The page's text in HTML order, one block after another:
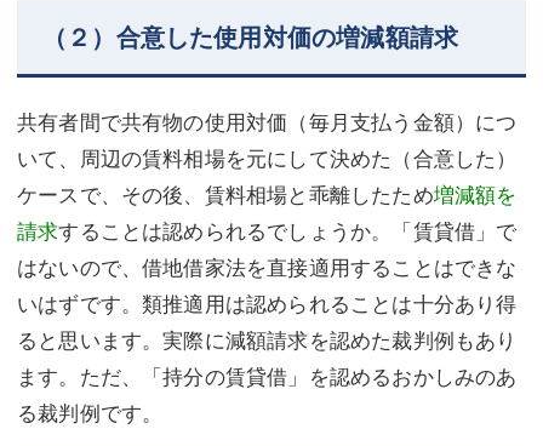
（２）合意した使用対価の増減額請求
共有者間で共有物の使用対価（毎月支払う金額）につ
いて、周辺の賃料相場を元にして決めた（合意した）
ケースで、その後、賃料相場と乖離したため増減額を
請求することは認められるでしょうか。「賃貸借」で
はないので、借地借家法を直接適用することはできな
いはずです。類推適用は認められることは十分あり得
ると思います。実際に減額請求を認めた裁判例もあり
ます。ただ、「持分の賃貸借」を認めるおかしみのあ
る裁判例です。